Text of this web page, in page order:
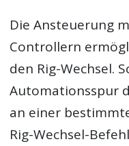
Die Ansteuerung
Controllern
den Rig-Wechsel.
Automationsspur
an einer
Rig-Wechsel-